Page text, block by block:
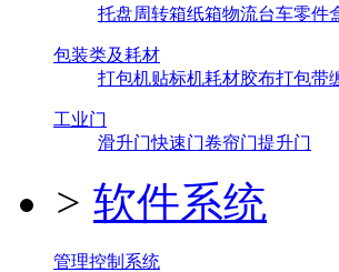
托盘周转箱纸箱物流台车零件
包装类及耗材
打包机贴标机耗材胶布打包带
工业门
滑升门快速门卷帘门提升门
> 软件系统
管理控制系统